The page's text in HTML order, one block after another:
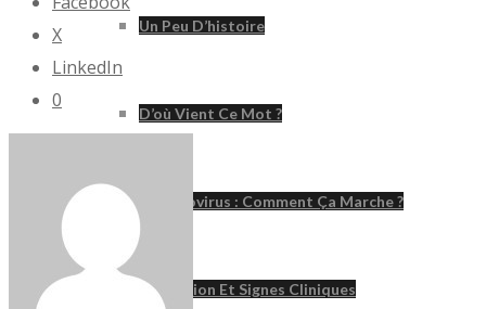
Un Peu D’histoire
D’où Vient Ce Mot ?
Le Poliovirus : Comment Ça Marche ?
Incubation Et Signes Cliniques
X
LinkedIn
0